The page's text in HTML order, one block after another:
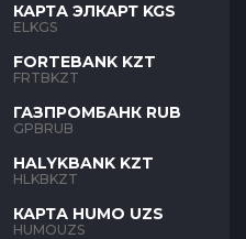
КАРТА ЭЛКАРТ KGS
ELKGS
FORTEBANK KZT
FRTBKZT
ГАЗПРОМБАНК RUB
GPBRUB
HALYKBANK KZT
HLKBKZT
КАРТА HUMO UZS
HUMOUZS